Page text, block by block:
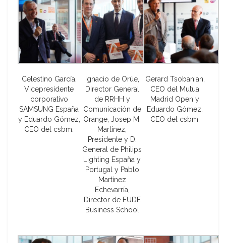
Celestino García,
Vicepresidente
corporativo
SAMSUNG España
y Eduardo Gómez,
CEO del csbm.
Ignacio de Orúe,
Director General
de RRHH y
Comunicación de
Orange, Josep M.
Martínez,
Presidente y D.
General de Philips
Lighting España y
Portugal y Pablo
Martínez
Echevarría,
Director de EUDE
Business School
Gerard Tsobanian,
CEO del Mutua
Madrid Open y
Eduardo Gómez.
CEO del csbm.